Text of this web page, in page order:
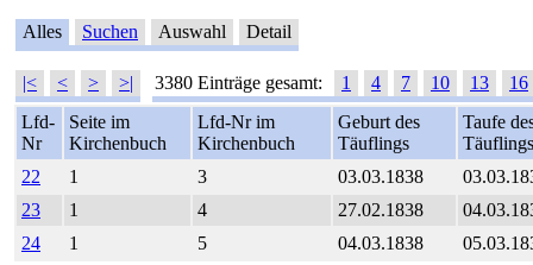
Alles Suchen Auswahl Detail
|< < > >| 3380 Einträge gesamt: 1 4 7 10 13
16
Lfd-
Nr
Seite im
Kirchenbuch
Lfd-Nr im
Kirchenbuch
Geburt des
Täuflings
Taufe
Täuflings
22
1 3 03.03.1838
23
1 4 27.02.1838
24
1 5 04.03.1838